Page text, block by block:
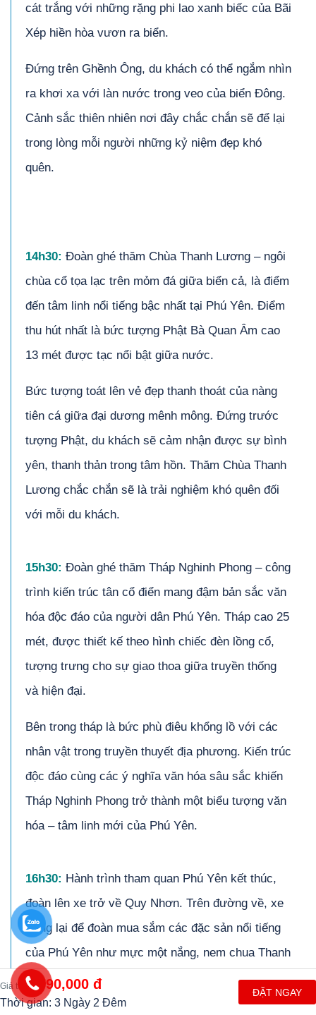
cát trắng với những rặng phi lao xanh biếc của Bãi
Xép hiền hòa vươn ra biển.
Đứng trên Ghềnh Ông, du khách có thể ngắm nhìn
ra khơi xa với làn nước trong veo của biển Đông.
Cảnh sắc thiên nhiên nơi đây chắc chắn sẽ để lại
trong lòng mỗi người những kỷ niệm đẹp khó
quên.
14h30: Đoàn ghé thăm Chùa Thanh Lương – ngôi
chùa cổ tọa lạc trên mỏm đá giữa biển cả, là điểm
đến tâm linh nổi tiếng bậc nhất tại Phú Yên. Điểm
thu hút nhất là bức tượng Phật Bà Quan Âm cao
13 mét được tạc nổi bật giữa nước.
Bức tượng toát lên vẻ đẹp thanh thoát của nàng
tiên cá giữa đại dương mênh mông. Đứng trước
tượng Phật, du khách sẽ cảm nhận được sự bình
yên, thanh thản trong tâm hồn. Thăm Chùa Thanh
Lương chắc chắn sẽ là trải nghiệm khó quên đối
với mỗi du khách.
15h30: Đoàn ghé thăm Tháp Nghinh Phong – công
trình kiến trúc tân cổ điển mang đậm bản sắc văn
hóa độc đáo của người dân Phú Yên. Tháp cao 25
mét, được thiết kế theo hình chiếc đèn lồng cổ,
tượng trưng cho sự giao thoa giữa truyền thống
và hiện đại.
Bên trong tháp là bức phù điêu khổng lồ với các
nhân vật trong truyền thuyết địa phương. Kiến trúc
độc đáo cùng các ý nghĩa văn hóa sâu sắc khiến
Tháp Nghinh Phong trở thành một biểu tượng văn
hóa – tâm linh mới của Phú Yên.
16h30: Hành trình tham quan Phú Yên kết thúc,
đoàn lên xe trở về Quy Nhơn. Trên đường về, xe
dừng lại để đoàn mua sắm các đặc sản nổi tiếng
của Phú Yên như mực một nắng, nem chua Thanh
Yên, bánh tráng phơi sương,..
Giá từ 1,790,000 đ
Thời gian: 3 Ngày 2 Đêm
ĐẶT NGAY